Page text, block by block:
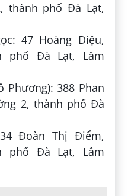
thành phố Đà Lạt,
47 Hoàng Diệu,
phố Đà Lạt, Lâm
Phương): 388 Phan
2, thành phố Đà
Đoàn Thị Điểm,
phố Đà Lạt, Lâm